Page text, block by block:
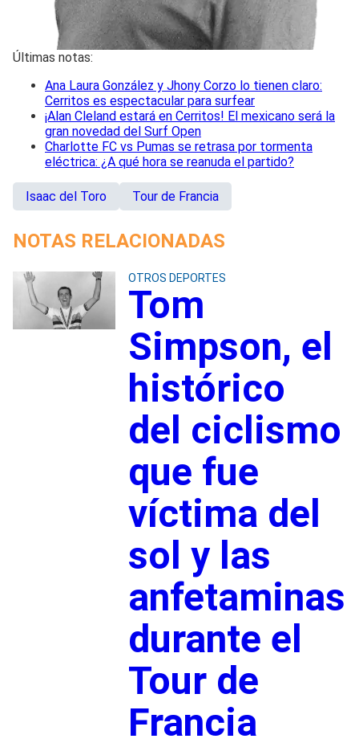
Últimas notas:
Ana Laura González y Jhony Corzo lo tienen claro:
Cerritos es espectacular para surfear
¡Alan Cleland estará en Cerritos! El mexicano será la
gran novedad del Surf Open
Charlotte FC vs Pumas se retrasa por tormenta
eléctrica: ¿A qué hora se reanuda el partido?
Isaac del Toro Tour de Francia
NOTAS RELACIONADAS
OTROS DEPORTES
Tom
Simpson, el
histórico
del ciclismo
que fue
víctima del
sol y las
anfetaminas
durante el
Tour de
Francia